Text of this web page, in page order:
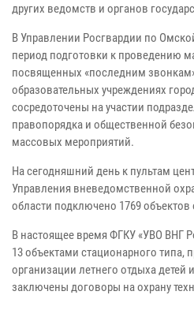
других ведомств и органов
В Управлении Росгвардии по
период подготовки к проведению
посвященных «последним
образовательных учреждениях
сосредоточены на участии
правопорядка и общественной
массовых мероприятий.
На сегодняшний день к пультам
Управления вневедомственной
области подключено 1769
В настоящее время ФГКУ «УВО ВНГ
13 объектами стационарного типа,
организации летнего отдыха детей
заключены договоры на охрану